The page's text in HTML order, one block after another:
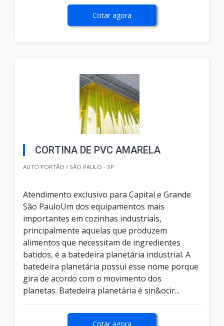
Cotar agora
CORTINA DE PVC AMARELA
AUTO PORTÃO / SÃO PAULO - SP
Atendimento exclusivo para Capital e Grande
São PauloUm dos equipamentos mais
importantes em cozinhas industriais,
principalmente aquelas que produzem
alimentos que necessitam de ingredientes
batidos, é a batedeira planetária industrial. A
batedeira planetária possui esse nome porque
gira de acordo com o movimento dos
planetas. Batedeira planetária é sin&ocir...
Cotar agora